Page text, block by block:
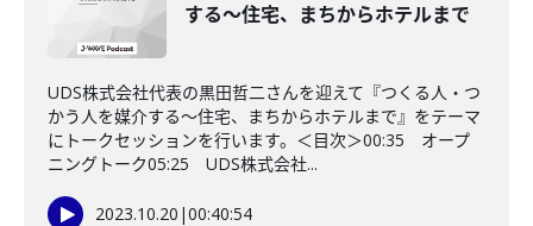
する〜住宅、まちからホテルまで
UDS株式会社代表の黒田哲二さんを迎えて『つくる人・つ
かう人を媒介する〜住宅、まちからホテルまで』をテーマ
にトークセッションを行います。＜目次＞00:35 オープ
ニングトーク05:25 UDS株式会社...
2023.10.20 |00:40:54